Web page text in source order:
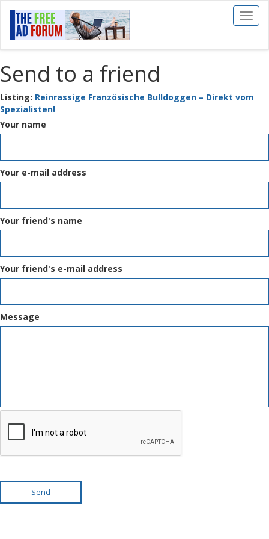
Toggle
Send to a friend
Listing: Reinrassige Französische Bulldoggen – Direkt vom
Spezialisten!
Your name
Your e-mail address
Your friend's name
Your friend's e-mail address
Message
Send